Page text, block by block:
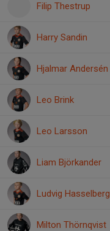
Filip Thestrup
Harry Sandin
Hjalmar Andersén
Leo Brink
Leo Larsson
Liam Björkander
Ludvig Hasselberg
Milton Thörnqvist